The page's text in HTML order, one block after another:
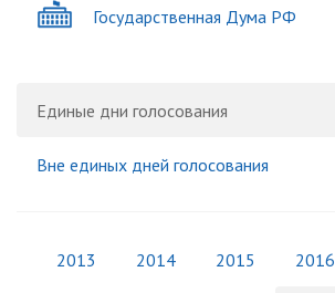
Государственная Дума РФ
Единые дни голосования
Вне единых дней голосования
2013 2014 2015 2016